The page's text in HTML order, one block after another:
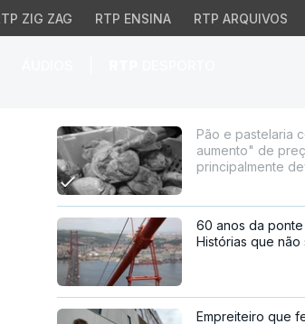
ZIG ZAG RTP ENSINA RTP ARQUIVOS
de preço emPão e pastelaria
aumento" de
principalmente
60 anos da ponte
Histórias que não
Empreiteiro que